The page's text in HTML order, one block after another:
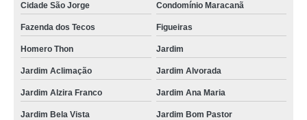
Cidade São Jorge Condomínio Maracanã
Fazenda dos Tecos Figueiras
Homero Thon Jardim
Jardim Aclimação Jardim Alvorada
Jardim Alzira Franco Jardim Ana Maria
Jardim Bela Vista Jardim Bom Pastor